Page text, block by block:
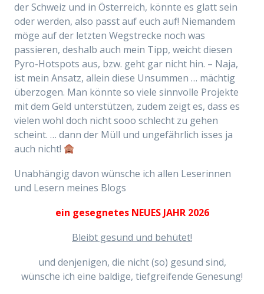
der Schweiz und in Österreich, könnte es glatt sein
oder werden, also passt auf euch auf! Niemandem
möge auf der letzten Wegstrecke noch was
passieren, deshalb auch mein Tipp, weicht diesen
Pyro-Hotspots aus, bzw. geht gar nicht hin. – Naja,
ist mein Ansatz, allein diese Unsummen … mächtig
überzogen. Man könnte so viele sinnvolle Projekte
mit dem Geld unterstützen, zudem zeigt es, dass es
vielen wohl doch nicht sooo schlecht zu gehen
scheint. … dann der Müll und ungefährlich isses ja
auch nicht!
Unabhängig davon wünsche ich allen Leserinnen
und Lesern meines Blogs
ein gesegnetes NEUES JAHR 2026
Bleibt gesund und behütet!
und denjenigen, die nicht (so) gesund sind,
wünsche ich eine baldige, tiefgreifende Genesung!